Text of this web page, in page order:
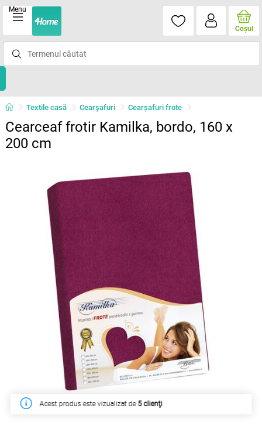
Menu
Coşul
Textile casă Cearșafuri Cearșafuri frote
Cearceaf frotir Kamilka, bordo, 160 x
200 cm
Acest produs este vizualizat de 5 clienţi